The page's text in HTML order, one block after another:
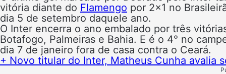
vitória diante do Flamengo por 2×1 no
dia 5 de setembro daquele ano.
O Inter encerra o ano embalado por três
Botafogo, Palmeiras e Bahia. E é o 4° no
dia 7 de janeiro fora de casa contra o Ceará.
+ Novo titular do Inter, Matheus Cunha avalia